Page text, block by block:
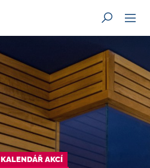
HLEDAT
KALENDÁŘ AKCÍ